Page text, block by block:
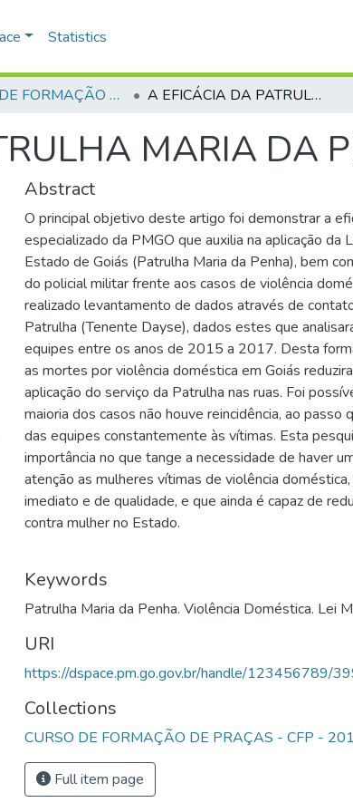
Statistics
CURSO DE FORMAÇÃO DE PRAÇAS - CFP - 2018 A EFICÁCIA DA PATRULHA MARIA DA PENHA EM GOIÁS
MARIA DA
Abstract
O principal objetivo deste artigo foi demonstrar a
especializado da PMGO que auxilia na aplicação da
Estado de Goiás (Patrulha Maria da Penha), bem
do policial militar frente aos casos de violência
realizado levantamento de dados através de
Patrulha (Tenente Dayse), dados estes que
equipes entre os anos de 2015 a 2017. Desta
as mortes por violência doméstica em Goiás
aplicação do serviço da Patrulha nas ruas. Foi
maioria dos casos não houve reincidência, ao passo
das equipes constantemente às vítimas. Esta
importância no que tange a necessidade de haver
atenção as mulheres vítimas de violência
imediato e de qualidade, e que ainda é capaz de
contra mulher no Estado.
Keywords
Patrulha Maria da Penha. Violência Doméstica. Lei
URI
https://dspace.pm.go.gov.br/handle/123456789/
Collections
CURSO DE FORMAÇÃO DE PRAÇAS - CFP -
Full item page